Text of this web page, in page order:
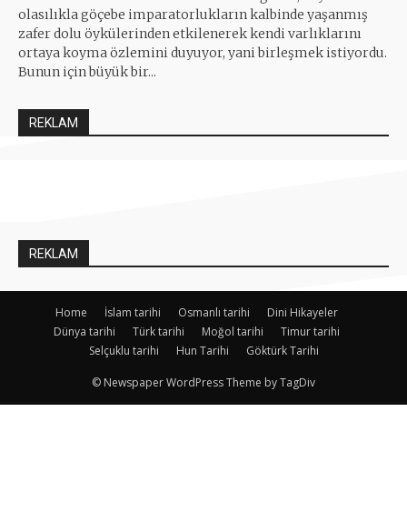
olasılıkla göçebe imparatorlukların kalbinde yaşanmış
zafer dolu öykülerinden etkilenerek kendi varlıklarını
ortaya koyma özlemini duyuyor, yani birleşmek istiyordu.
Bunun için büyük bir...
REKLAM
REKLAM
Home İslam tarihi Osmanlı tarihi
Dini Hikayeler
Dünya tarihi
Türk tarihi Moğol tarihi
Timur tarihi
Selçuklu tarihi
Hun Tarihi Göktürk Tarihi
© Newspaper WordPress Theme by TagDiv